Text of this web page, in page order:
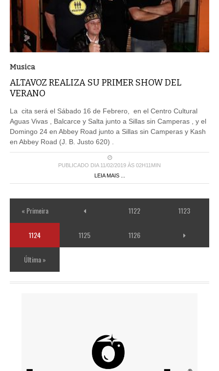
Musica
ALTAVOZ REALIZA SU PRIMER SHOW DEL
VERANO
La cita será el Sábado 16 de Febrero, en el Centro Cultural
Aguas Vivas , Balcarce y Salta junto a Sillas sin Camperas , y el
Domingo 24 en Abbey Road junto a Sillas sin Camperas y Kash
en Abbey Road (J. B. Justo 620) .
PUBLICADO DIA 11/02/2019 ÀS 02H11MIN
LEIA MAIS ...
« Primeira 1122 1123
1124 1125 1126
Última »